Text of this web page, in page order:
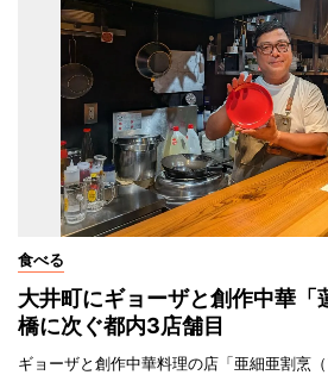
食べる
大井町にギョーザと創作中華
橋に次ぐ都内3店舗目
ギョーザと創作中華料理の店「亜細亜割烹